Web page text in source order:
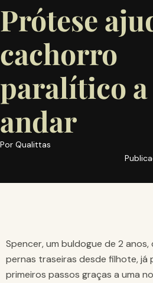
Prótese
cachorro
paralítico a
andar
Por Qualittas
Spencer, um buldogue de 2
pernas traseiras desde filhote, já
primeiros passos graças a uma